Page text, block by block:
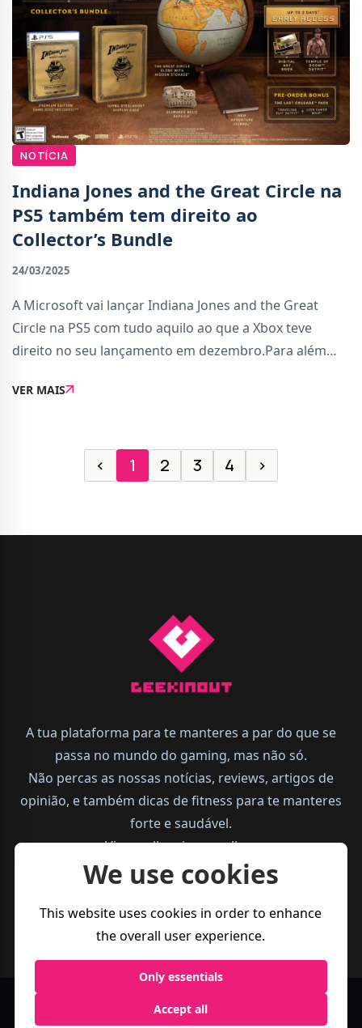
NOTÍCIA
Indiana Jones and the Great Circle na
PS5 também tem direito ao
Collector’s Bundle
24/03/2025
A Microsoft vai lançar Indiana Jones and the Great
Circle na PS5 com tudo aquilo ao que a Xbox teve
direito no seu lançamento em dezembro.Para além
Premium Edition - o jogo do aventureiro mais c...
VER MAIS
‹ 1 2 3 4 ›
A tua plataforma para te manteres a par do que se
passa no mundo do gaming, mas não só.
Não percas as nossas notícias, reviews, artigos de
opinião, e também dicas de fitness para te manteres
forte e saudável.
Vive melhor, joga melhor.
Business
Política de
We use cookies
This website uses cookies in order to enhance
the overall user experience.
Only essentials
Accept all